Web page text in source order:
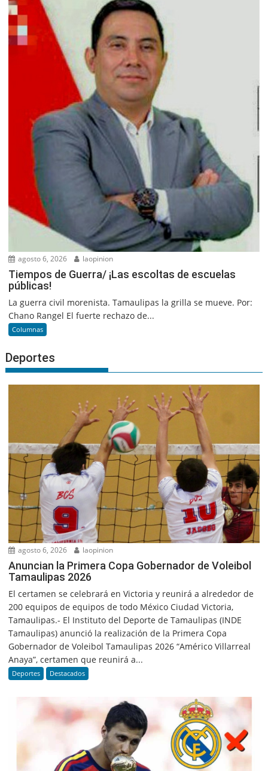
agosto 6, 2026 laopinion
Tiempos de Guerra/ ¡Las escoltas de escuelas
públicas!
La guerra civil morenista. Tamaulipas la grilla se mueve. Por:
Chano Rangel El fuerte rechazo de...
Columnas
Deportes
agosto 6, 2026 laopinion
Anuncian la Primera Copa Gobernador de Voleibol
Tamaulipas 2026
El certamen se celebrará en Victoria y reunirá a alrededor de
200 equipos de equipos de todo México Ciudad Victoria,
Tamaulipas.- El Instituto del Deporte de Tamaulipas (INDE
Tamaulipas) anunció la realización de la Primera Copa
Gobernador de Voleibol Tamaulipas 2026 “Américo Villarreal
Anaya”, certamen que reunirá a...
Deportes Destacados